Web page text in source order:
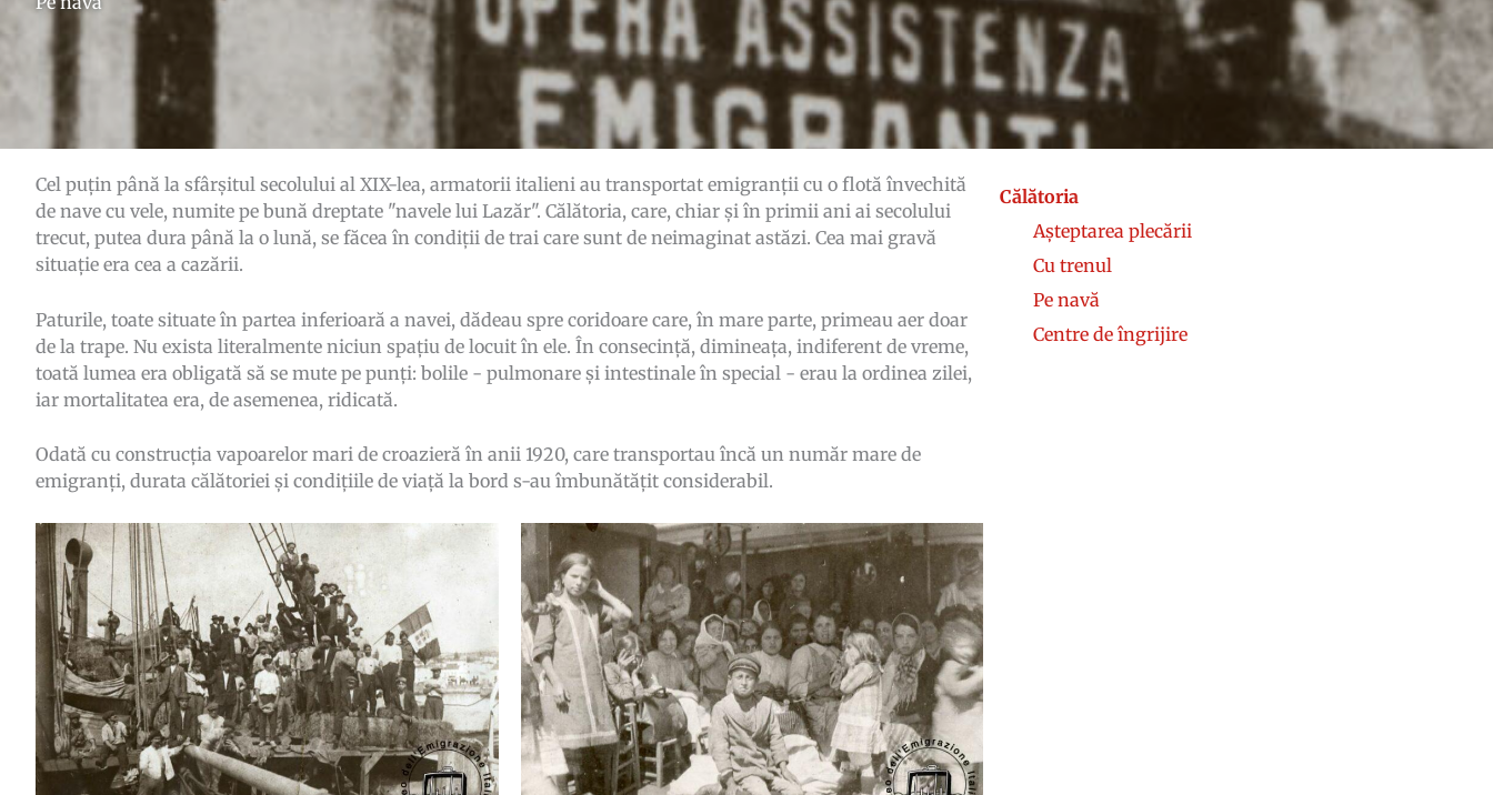
Cel puțin până la sfârșitul secolului al XIX-lea, armatorii italieni au transportat emigranții cu o flotă învechită
de nave cu vele, numite pe bună dreptate "navele lui Lazăr". Călătoria, care, chiar și în primii ani ai secolului
trecut, putea dura până la o lună, se făcea în condiții de trai care sunt de neimaginat astăzi. Cea mai gravă
situație era cea a cazării.
Paturile, toate situate în partea inferioară a navei, dădeau spre coridoare care, în mare parte, primeau aer doar
de la trape. Nu exista literalmente niciun spațiu de locuit în ele. În consecință, dimineața, indiferent de vreme,
toată lumea era obligată să se mute pe punți: bolile - pulmonare și intestinale în special - erau la ordinea zilei,
iar mortalitatea era, de asemenea, ridicată.
Odată cu construcția vapoarelor mari de croazieră în anii 1920, care transportau încă un număr mare de
emigranți, durata călătoriei și condițiile de viață la bord s-au îmbunătățit considerabil.
Călătoria
Așteptarea plecării
Cu trenul
Pe navă
Centre de îngrijire